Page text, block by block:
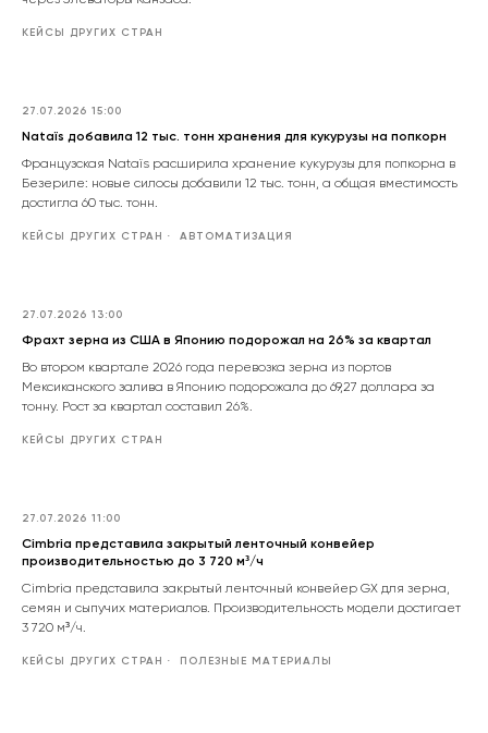
КЕЙСЫ ДРУГИХ СТРАН
27.07.2026 15:00
Nataïs добавила 12 тыс. тонн хранения для кукурузы на попкорн
Французская Nataïs расширила хранение кукурузы для попкорна в
Безериле: новые силосы добавили 12 тыс. тонн, а общая вместимость
достигла 60 тыс. тонн.
КЕЙСЫ ДРУГИХ СТРАН АВТОМАТИЗАЦИЯ
27.07.2026 13:00
Фрахт зерна из США в Японию подорожал на 26% за квартал
Во втором квартале 2026 года перевозка зерна из портов
Мексиканского залива в Японию подорожала до 69,27 доллара за
тонну. Рост за квартал составил 26%.
КЕЙСЫ ДРУГИХ СТРАН
27.07.2026 11:00
Cimbria представила закрытый ленточный конвейер
производительностью до 3 720 м³/ч
Cimbria представила закрытый ленточный конвейер GX для зерна,
семян и сыпучих материалов. Производительность модели достигает
3 720 м³/ч.
КЕЙСЫ ДРУГИХ СТРАН ПОЛЕЗНЫЕ МАТЕРИАЛЫ